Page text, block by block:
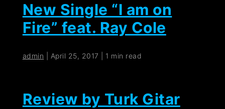
New Single “I am on
Fire” feat. Ray Cole
admin April 25, 2017 1 min read
Review by Turk Gitar